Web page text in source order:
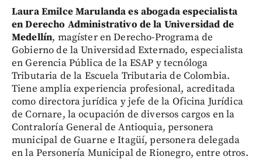
Laura Emilce Marulanda es abogada especialista
en Derecho Administrativo de la Universidad de
Medellín, magíster en Derecho-Programa de
Gobierno de la Universidad Externado, especialista
en Gerencia Pública de la ESAP y tecnóloga
Tributaria de la Escuela Tributaria de Colombia.
Tiene amplia experiencia profesional, acreditada
como directora jurídica y jefe de la Oficina Jurídica
de Cornare, la ocupación de diversos cargos en la
Contraloría General de Antioquia, personera
municipal de Guarne e Itagüí, personera delegada
en la Personería Municipal de Rionegro, entre otros.